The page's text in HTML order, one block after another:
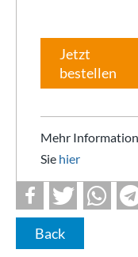
Jetzt
bestellen
Mehr
Sie hier
Back